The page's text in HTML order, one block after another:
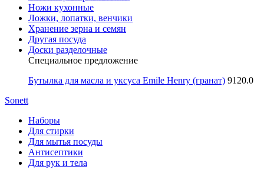
Ножи кухонные
Ложки, лопатки, венчики
Хранение зерна и семян
Другая посуда
Доски разделочные
Специальное предложение
Бутылка для масла и уксуса Emile Henry (гранат) 9120.0
Sonett
Наборы
Для стирки
Для мытья посуды
Антисептики
Для рук и тела